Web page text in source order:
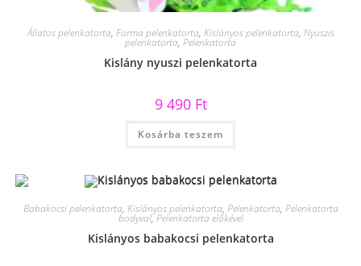
Állatos pelenkatorta, Forma pelenkatorta, Kislányos pelenkatorta, Nyuszis
pelenkatorta, Pelenkatorta
Kislány nyuszi pelenkatorta
9 490 Ft
Kosárba teszem
Babakocsi pelenkatorta, Kislányos pelenkatorta, Pelenkatorta, Pelenkatorta
bodyval,Pelenkatorta előkével
Kislányos babakocsi pelenkatorta